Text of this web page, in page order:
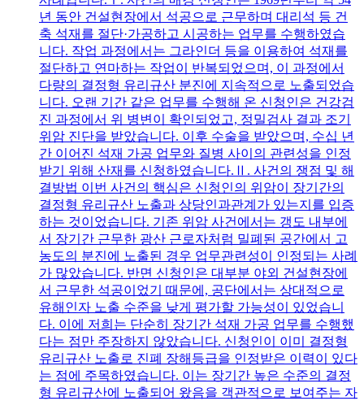
년 동안 건설현장에서 석공으로 근무하며 대리석 등 건
축 석재를 절단·가공하고 시공하는 업무를 수행하였습
니다. 작업 과정에서는 그라인더 등을 이용하여 석재를
절단하고 연마하는 작업이 반복되었으며, 이 과정에서
다량의 결정형 유리규산 분진에 지속적으로 노출되었습
니다. 오랜 기간 같은 업무를 수행해 온 신청인은 건강검
진 과정에서 위 병변이 확인되었고, 정밀검사 결과 조기
위암 진단을 받았습니다. 이후 수술을 받았으며, 수십 년
간 이어진 석재 가공 업무와 질병 사이의 관련성을 인정
받기 위해 산재를 신청하였습니다.Ⅱ. 사건의 쟁점 및 해
결방법 이번 사건의 핵심은 신청인의 위암이 장기간의
결정형 유리규산 노출과 상당인과관계가 있는지를 입증
하는 것이었습니다. 기존 위암 사건에서는 갱도 내부에
서 장기간 근무한 광산 근로자처럼 밀폐된 공간에서 고
농도의 분진에 노출된 경우 업무관련성이 인정되는 사례
가 많았습니다. 반면 신청인은 대부분 야외 건설현장에
서 근무한 석공이었기 때문에, 공단에서는 상대적으로
유해인자 노출 수준을 낮게 평가할 가능성이 있었습니
다. 이에 저희는 단순히 장기간 석재 가공 업무를 수행했
다는 점만 주장하지 않았습니다. 신청인이 이미 결정형
유리규산 노출로 진폐 장해등급을 인정받은 이력이 있다
는 점에 주목하였습니다. 이는 장기간 높은 수준의 결정
형 유리규산에 노출되어 왔음을 객관적으로 보여주는 자